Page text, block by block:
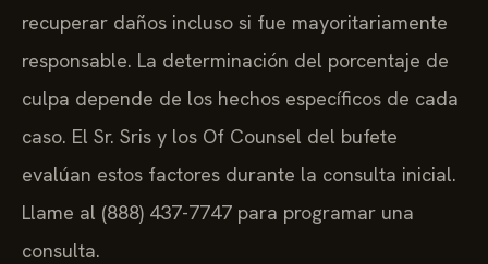
recuperar daños incluso si fue mayoritariamente
responsable. La determinación del porcentaje de
culpa depende de los hechos específicos de cada
caso. El Sr. Sris y los Of Counsel del bufete
evalúan estos factores durante la consulta inicial.
Llame al (888) 437-7747 para programar una
consulta.